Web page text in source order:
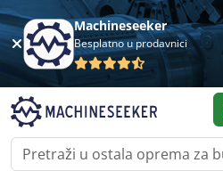
Machineseeker
Besplatno u prodavnici